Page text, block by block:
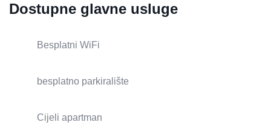
Dostupne glavne usluge
Besplatni WiFi
besplatno parkiralište
Cijeli apartman